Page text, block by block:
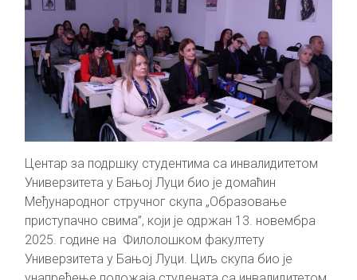
Центар за подршку студентима са инвалидитетом
Универзитета у Бањој Луци био је домаћин
Међународног стручног скупа „Образовање
приступачно свима”, који је одржан 13. новембра
2025. године на Филолошком факултету
Универзитета у Бањој Луци. Циљ скупа био је